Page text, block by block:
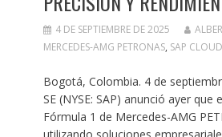
4 DE SEPTIEMBRE DE 2025
MERCEDES-AMG PETRONAS, SAP
Bogotá, Colombia. 4 de
SE (NYSE: SAP) anunció ayer que
Fórmula 1 de Mercedes-AMG